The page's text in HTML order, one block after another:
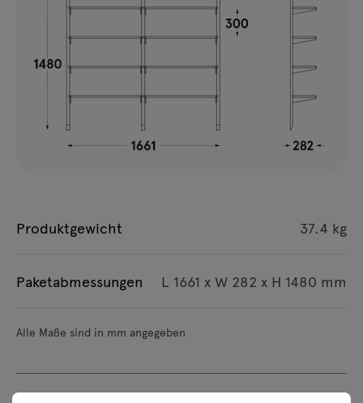
Produktgewicht 37.4 kg
Paketabmessungen L 1661 x W 282 x H 1480 mm
Alle Maße sind in mm angegeben